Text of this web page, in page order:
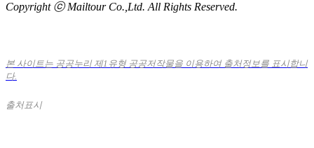
Copyright ⓒ Mailtour Co.,Ltd. All Rights Reserved.
본 사이트는 공공누리 제1유형 공공저작물을 이용하여 출처정보를 표시합니
다.
출처표시